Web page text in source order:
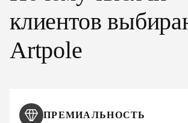
клиентов
Artpole
ПРЕМИАЛЬНОСТЬ